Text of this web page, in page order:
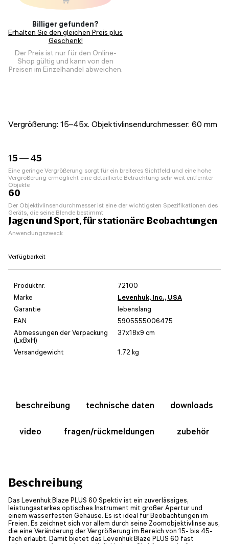
Billiger gefunden?
Erhalten Sie den gleichen Preis plus
Geschenk!
Der Preis ist nur für den Online-
Shop gültig und kann von den
Preisen im Einzelhandel abweichen.
Vergrößerung: 15–45x. Objektivlinsendurchmesser: 60 mm
15 — 45
Eine geringe Vergrößerung sorgt für ein breiteres Sichtfeld und eine hohe
Vergrößerung ermöglicht eine detaillierte Betrachtung sehr weit entfernter
Objekte
60
Der Objektivlinsendurchmesser ist eine der wichtigsten Spezifikationen des
Geräts, die seine Blende bestimmt
Jagen und Sport, für stationäre Beobachtungen
Anwendungszweck
Verfügbarkeit
Produktnr.
72100
Marke
Levenhuk, Inc., USA
Garantie
lebenslang
EAN
5905555006475
Abmessungen der Verpackung
(LxBxH)
37x18x9 cm
Versandgewicht 1.72 kg
beschreibung technische daten downloads
video fragen/rückmeldungen zubehör
Beschreibung
Das Levenhuk Blaze PLUS 60 Spektiv ist ein zuverlässiges,
leistungsstarkes optisches Instrument mit großer Apertur und
einem wasserfesten Gehäuse. Es ist ideal für Beobachtungen im
Freien. Es zeichnet sich vor allem durch seine Zoomobjektivlinse aus,
die eine Veränderung der Vergrößerung im Bereich von 15- bis 45-
fach erlaubt. Damit bietet das Levenhuk Blaze PLUS 60 fast